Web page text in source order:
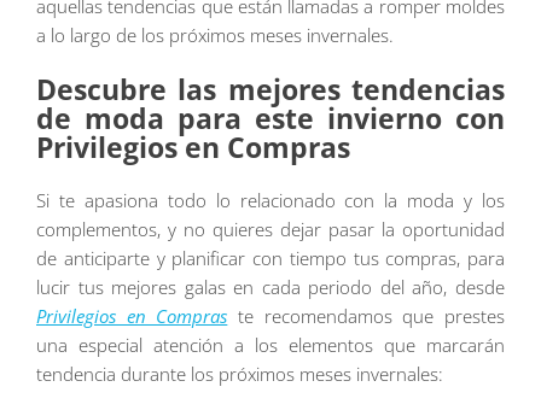
aquellas tendencias que están llamadas a romper moldes
a lo largo de los próximos meses invernales.
Descubre las mejores tendencias
de moda para este invierno con
Privilegios en Compras
Si te apasiona todo lo relacionado con la moda y los
complementos, y no quieres dejar pasar la oportunidad
de anticiparte y planificar con tiempo tus compras, para
lucir tus mejores galas en cada periodo del año, desde
Privilegios en Compras te recomendamos que prestes
una especial atención a los elementos que marcarán
tendencia durante los próximos meses invernales: